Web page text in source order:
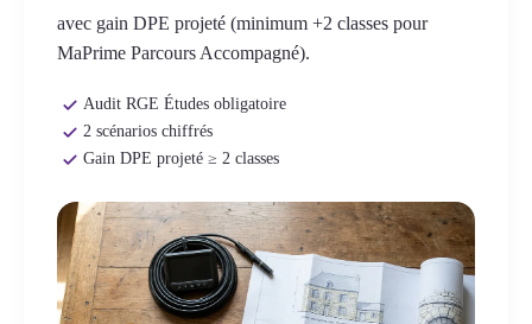
avec gain DPE projeté (minimum +2 classes pour
MaPrime Parcours Accompagné).
Audit RGE Études obligatoire
2 scénarios chiffrés
Gain DPE projeté ≥ 2 classes